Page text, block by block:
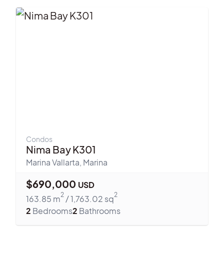
Condos
Nima Bay K301
Marina Vallarta, Marina
$690,000 USD
163.85 m2 /1,763.02 sq2
2 Bedrooms2 Bathrooms